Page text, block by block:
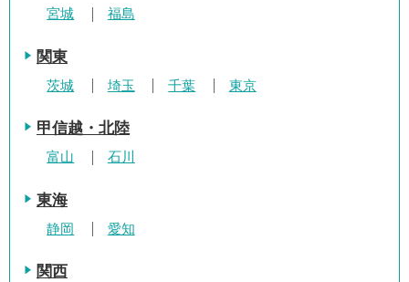
宮城 福島
関東
茨城 埼玉 千葉 東京
甲信越・北陸
富山 石川
東海
静岡 愛知
関西